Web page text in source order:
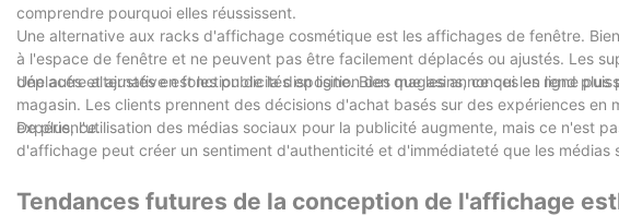
comprendre pourquoi elles réussissent.
Une alternative aux racks d'affichage cosmétique est les affichages de fenêtre.
à l'espace de fenêtre et ne peuvent pas être facilement déplacés ou ajustés. Les
déplacés et ajustés en fonction de la disposition des magasins, ce qui les rend
Une autre alternative est les publicités en ligne. Bien que les annonces en ligne
magasin. Les clients prennent des décisions d'achat basés sur des expériences
expérience.
De plus, l'utilisation des médias sociaux pour la publicité augmente, mais ce n'est
d'affichage peut créer un sentiment d'authenticité et d'immédiateté que les médias
Tendances futures de la conception de l'affichage